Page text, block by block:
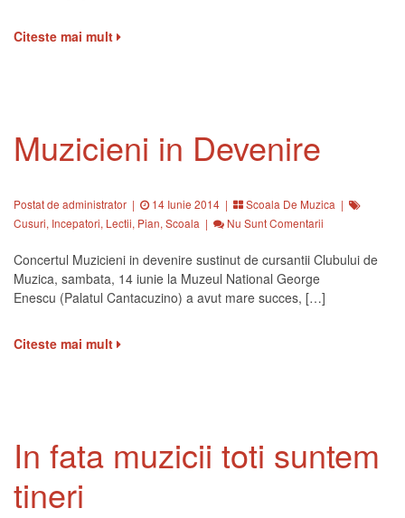
Citeste mai mult
Muzicieni in Devenire
Postat de administrator | 14 Iunie 2014 | Scoala De Muzica |
Cusuri, Incepatori, Lectii, Pian, Scoala | Nu Sunt Comentarii
Concertul Muzicieni in devenire sustinut de cursantii Clubului de
Muzica, sambata, 14 iunie la Muzeul National George
Enescu (Palatul Cantacuzino) a avut mare succes, […]
Citeste mai mult
In fata muzicii toti suntem
tineri